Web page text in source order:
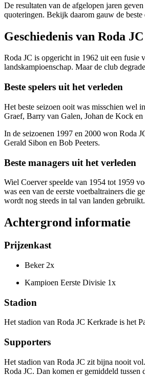
De resultaten van de afgelopen jaren
quoteringen. Bekijk daarom gauw de
Geschiedenis van Roda JC
Roda JC is opgericht in 1962 uit een fusie
landskampioenschap. Maar de club
Beste spelers uit het verleden
Het beste seizoen ooit was misschien wel
Graef, Barry van Galen, Johan de Kock
In de seizoenen 1997 en 2000 won Roda
Gerald Sibon en Bob Peeters.
Beste managers uit het verleden
Wiel Coerver speelde van 1954 tot 1959
was een van de eerste voetbaltrainers die
wordt nog steeds in tal van landen gebruikt.
Achtergrond informatie
Prijzenkast
Beker 2x
Kampioen Eerste Divisie 1x
Stadion
Het stadion van Roda JC Kerkrade is het
Supporters
Het stadion van Roda JC zit bijna nooit
Roda JC. Dan komen er gemiddeld tussen